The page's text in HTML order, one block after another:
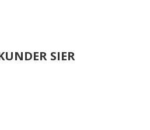
SIER